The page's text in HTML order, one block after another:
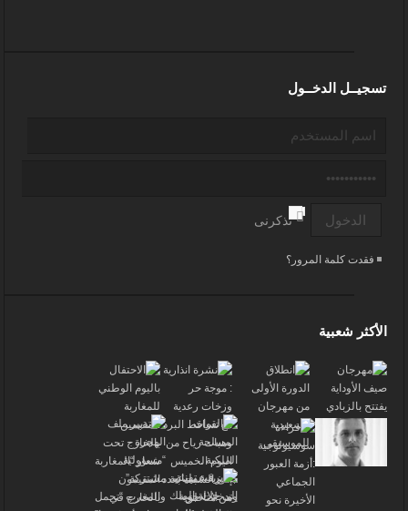
تسجيــل الدخــول
تذكرنى
فقدت كلمة المرور؟
الأكثر شعبية